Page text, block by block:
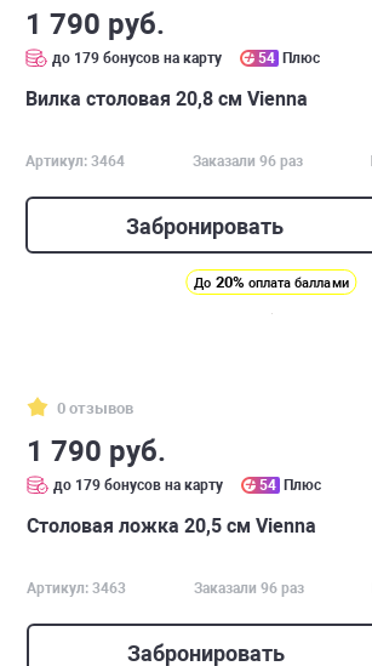
1 790 руб.
до 179 бонусов на карту 54 Плюс
Вилка столовая 20,8 см Vienna
Артикул: 3464 Заказали 96 раз
Забронировать
До 20% оплата баллами
0 отзывов
1 790 руб.
до 179 бонусов на карту 54 Плюс
Столовая ложка 20,5 см Vienna
Артикул: 3463 Заказали 96 раз
Забронировать